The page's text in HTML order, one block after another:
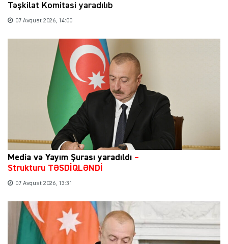
Təşkilat Komitəsi yaradılıb
07 Avqust 2026, 14:00
Media və Yayım Şurası yaradıldı –
Strukturu TƏSDİQLƏNDİ
07 Avqust 2026, 13:31